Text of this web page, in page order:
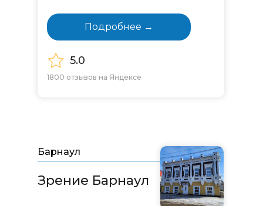
Подробнее →
5.0
1800 отзывов на Яндексе
Барнаул
Зрение Барнаул